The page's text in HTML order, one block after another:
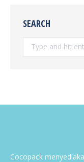
SEARCH
Search:
Cocopack